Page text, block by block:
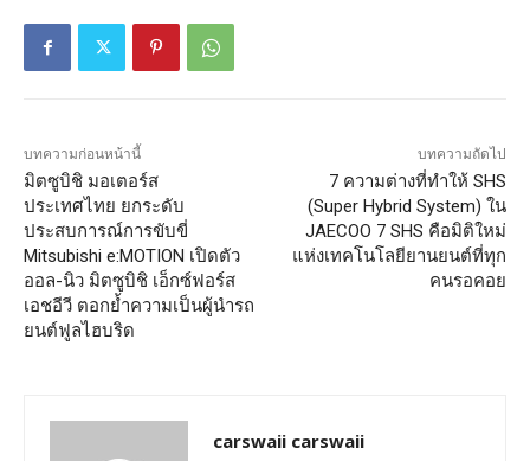
บทความก่อนหน้านี้
มิตซูบิชิ มอเตอร์ส
ประเทศไทย ยกระดับ
ประสบการณ์การขับขี่
Mitsubishi e:MOTION เปิดตัว
ออล-นิว มิตซูบิชิ เอ็กซ์ฟอร์ส
เอชอีวี ตอกย้ำความเป็นผู้นำรถ
ยนต์ฟูลไฮบริด
บทความถัดไป
7 ความต่างที่ทำให้ SHS
(Super Hybrid System) ใน
JAECOO 7 SHS คือมิติใหม่
แห่งเทคโนโลยียานยนต์ที่ทุก
คนรอคอย
carswaii carswaii